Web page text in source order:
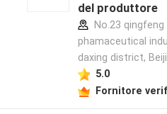
del produttore
No.23
phamaceutical
daxing district,
5.0
Fornitore